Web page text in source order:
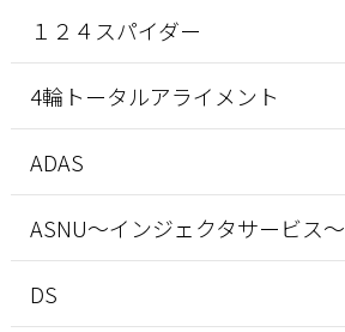
１２４スパイダー
4輪トータルアライメント
ADAS
ASNU～インジェクタサービス～
DS